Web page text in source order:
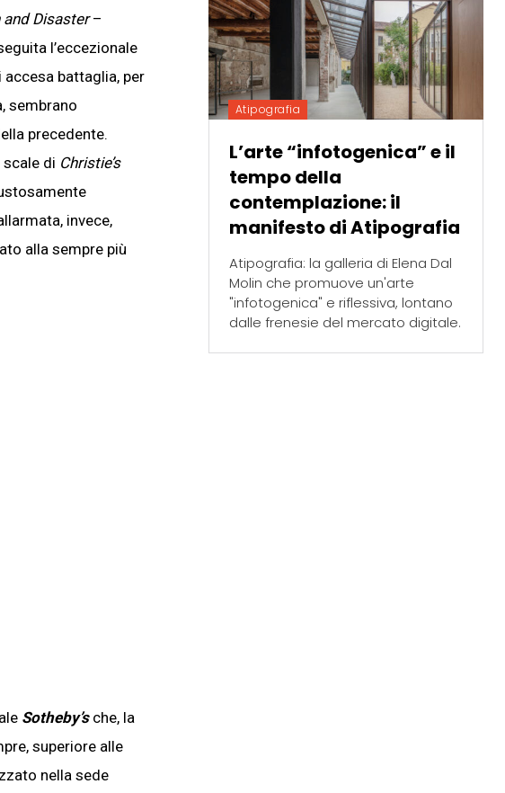
and Disaster–
l’eccezionale
battaglia, per
sembrano
precedente.
di Christie’s
invece,
alla sempre più
Sotheby’sche, la
superiore alle
nella sede
Atipografia
L’arte “infotogenica” e il
tempo della
contemplazione: il
manifesto di Atipografia
Atipografia: la galleria di Elena Dal
Molin che promuove un'arte
"infotogenica" e riflessiva, lontano
dalle frenesie del mercato digitale.